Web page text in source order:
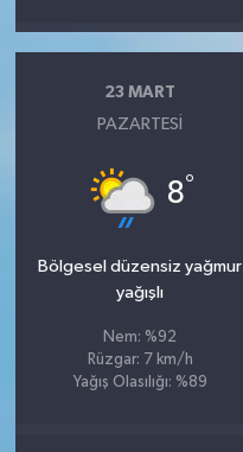
23 MART
PAZARTESI
8°
Bölgesel düzensiz yağmur
yağışlı
Nem: %92
Rüzgar: 7 km/h
Yağış Olasılığı: %89